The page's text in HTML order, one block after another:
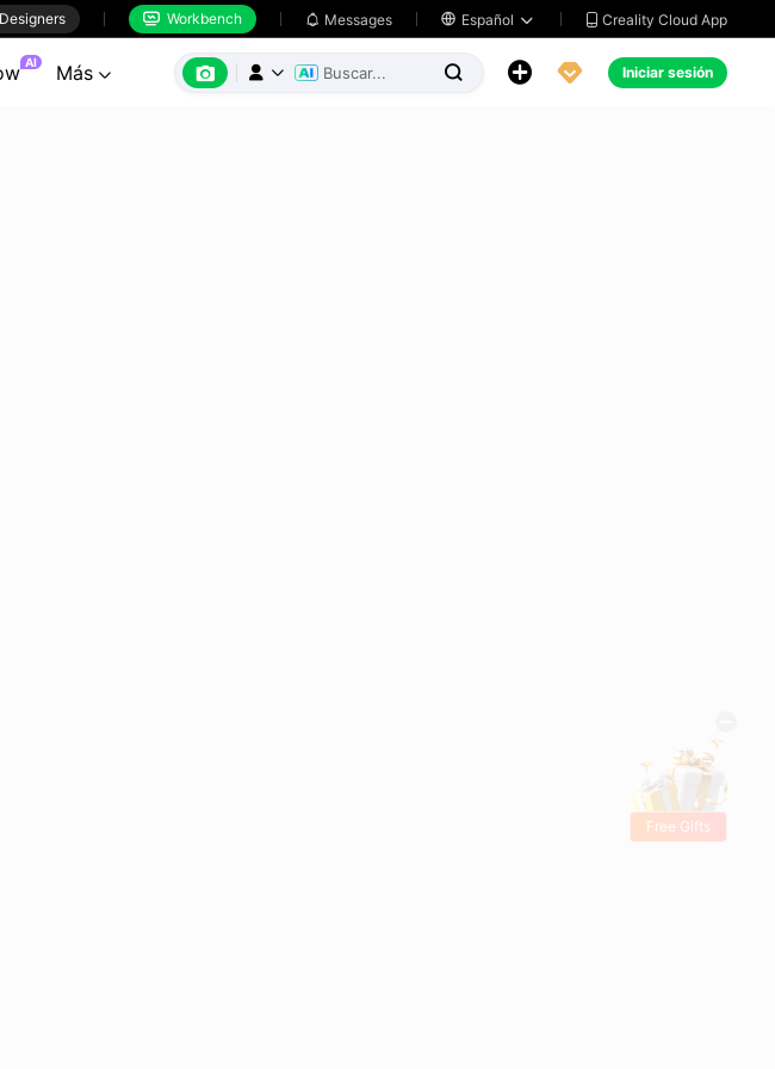
Designers  Workbench  Messages  Español   Creality Cloud App
AI Más        Iniciar sesión
Free Gifts